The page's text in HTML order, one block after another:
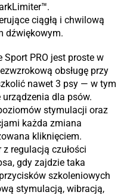
ciągłą i chwilową
dźwiękowym.
PRO jest proste w
obsługę przy
nawet 3 psy — w tym
dla psów.
stymulacji oraz
każda zmiana
kliknięciem.
regulacją czułości
gdy zajdzie taka
szkoleniowych
stymulacją, wibracją,